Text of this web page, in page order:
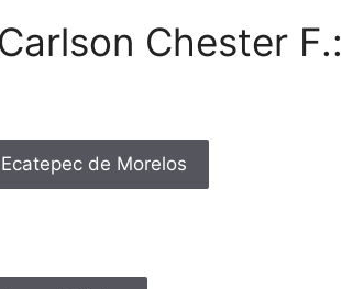
Chester F.:
de Morelos